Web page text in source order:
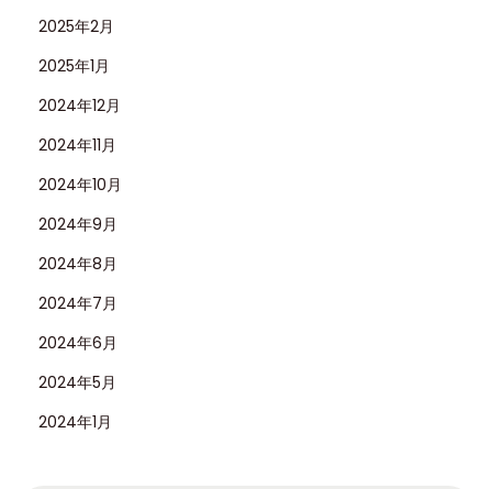
2025年2月
2025年1月
2024年12月
2024年11月
2024年10月
2024年9月
2024年8月
2024年7月
2024年6月
2024年5月
2024年1月